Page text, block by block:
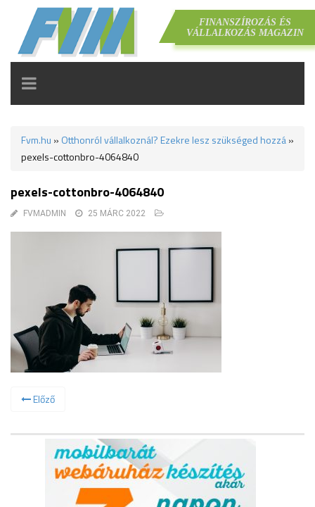
FINANSZÍROZÁS ÉS
VÁLLALKOZÁS MAGAZIN
TOGGLE
NAVIGATION
Fvm.hu » Otthonról vállalkoznál? Ezekre lesz szükséged hozzá»
pexels-cottonbro-4064840
pexels-cottonbro-4064840
FVMADMIN 25 MÁRC 2022
Előző